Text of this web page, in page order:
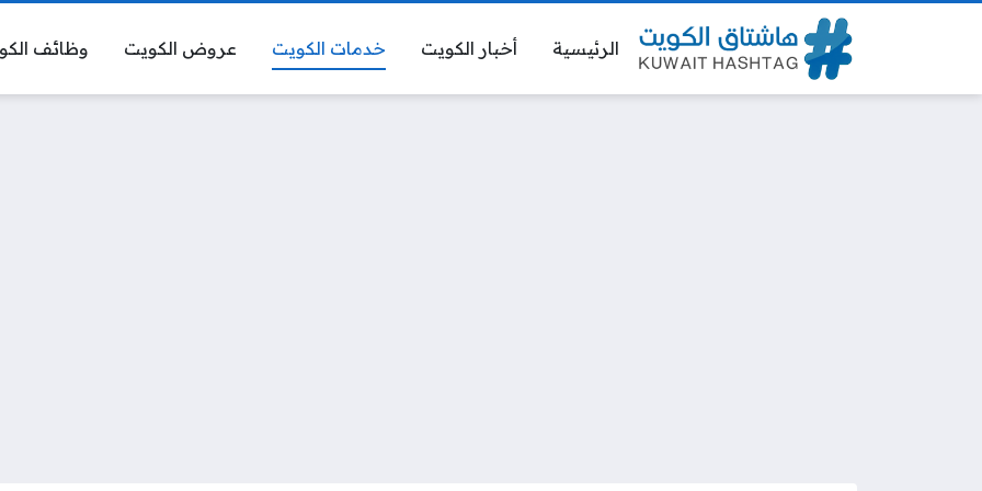
الرئيسية أخبار الكويت خدمات الكويت عروض الكويت وظائف